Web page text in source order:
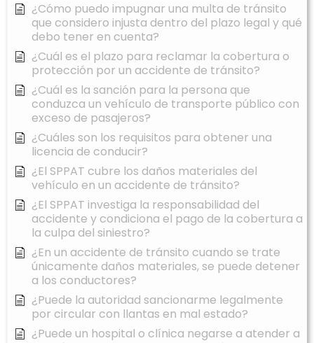
¿Cómo puedo impugnar una multa de tránsito
que considero injusta dentro del plazo legal y qué
debo tener en cuenta?
¿Cuál es el plazo para reclamar la cobertura o
protección por un accidente de tránsito?
¿Cuál es la sanción para la persona que
conduzca un vehículo de transporte público con
exceso de pasajeros?
¿Cuáles son los requisitos para obtener una
licencia de conducir?
¿El SPPAT cubre los daños materiales del
vehículo en un accidente de tránsito?
¿El SPPAT investiga la responsabilidad del
accidente y condiciona el pago de la cobertura a
la culpa del siniestro?
¿En un accidente de tránsito cuando se trate
únicamente daños materiales, se puede detener
a los conductores?
¿Puede la autoridad sancionarme legalmente
por circular con llantas en mal estado?
¿Puede un hospital o clínica negarse a atender a